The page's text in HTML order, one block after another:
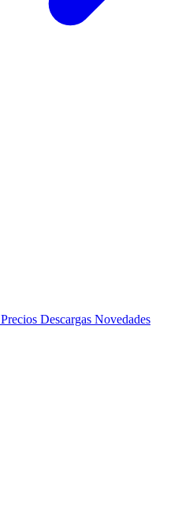
Precios Descargas Novedades